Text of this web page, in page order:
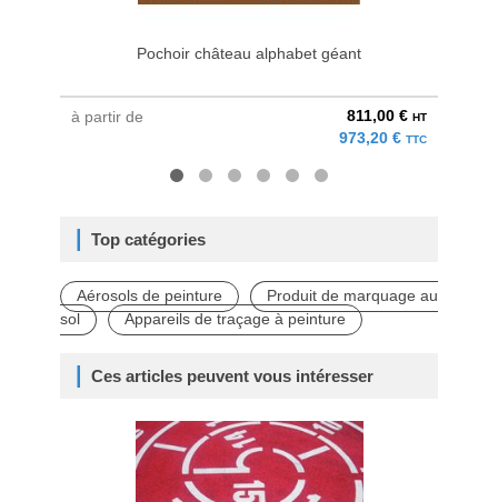
Pochoir château alphabet géant
à partir de 811,00 € HT
973,20 € TTC
Top catégories
Aérosols de peinture
Produit de marquage au
sol
Appareils de traçage à peinture
Ces articles peuvent vous intéresser